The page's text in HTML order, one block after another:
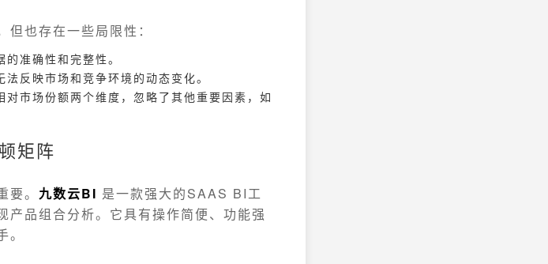
也存在一些局限性：
准确性和完整性。
反映市场和竞争环境的动态变化。
市场份额两个维度，忽略了其他重要因素，如
矩阵
。 九数云BI 是一款强大的SAAS BI工
品组合分析。它具有操作简便、功能强